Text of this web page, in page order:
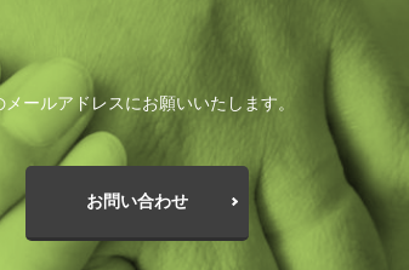
ールアドレスにお願いいたします。
お問い合わせ